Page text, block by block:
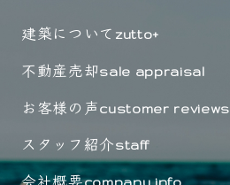
建築について zutto+
不動産売却sale appraisal
お客様の声customer reviews
スタッフ紹介staff
会社概要